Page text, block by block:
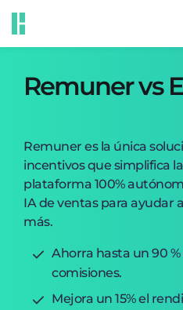
Remuner vs
Remuner es la única
incentivos que simplifica
plataforma 100%
IA de ventas para ayudar
más.
Ahorra hasta un 90
comisiones.
Mejora un 15% el